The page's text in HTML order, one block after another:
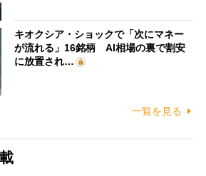
キオクシア・ショックで「次にマネー
が流れる」16銘柄 AI相場の裏で割安
に放置され…
一覧を見る